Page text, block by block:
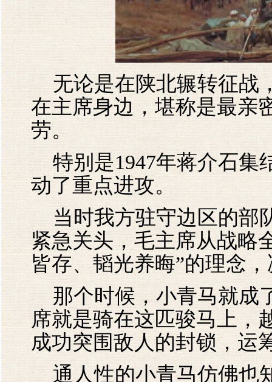
无论是在陕北辗转征战
在主席身边，堪称是最亲
劳。
特别是1947年蒋介石集
动了重点进攻。
当时我方驻守边区的部
紧急关头，毛主席从战略
皆存、韬光养晦”的理念
那个时候，小青马就成
席就是骑在这匹骏马上，
成功突围敌人的封锁，运
通人性的小青马仿佛也